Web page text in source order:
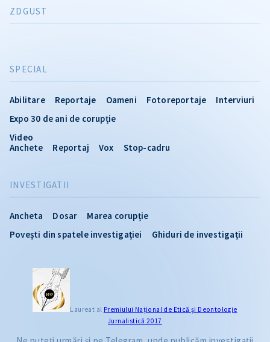
INVESTIGATII
Ancheta Dosar
Marea corupție
Povești din spatele investigației
Ghiduri de investigații
SPECIAL
Abilitare Reportaje Oameni Fotoreportaje
Interviuri
Expo 30 de ani de corupție
Video
Anchete
Reportaj Vox Stop-cadru
ZDGUST
Laureat al Premiului Naţional de Etică și Deontologie
Jurnalistică 2017
CITEȘTE